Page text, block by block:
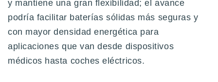
y mantiene una gran flexibilidad; el avance
podría facilitar baterías sólidas más seguras y
con mayor densidad energética para
aplicaciones que van desde dispositivos
médicos hasta coches eléctricos.